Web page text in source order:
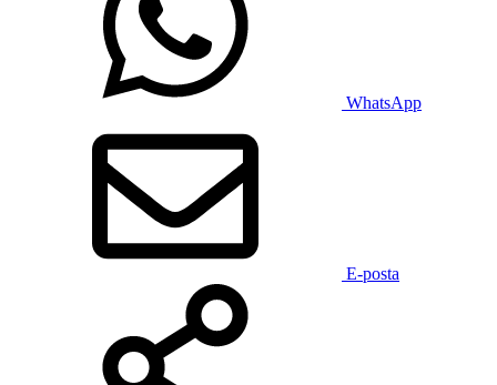
WhatsApp
E-posta